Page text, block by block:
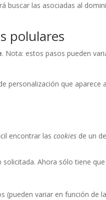
buscar las asociadas al
polulares
. Nota: estos pasos pueden
personalización que aparece
encontrar lascookies de un
solicitada. Ahora sólo tiene
(pueden variar en función de